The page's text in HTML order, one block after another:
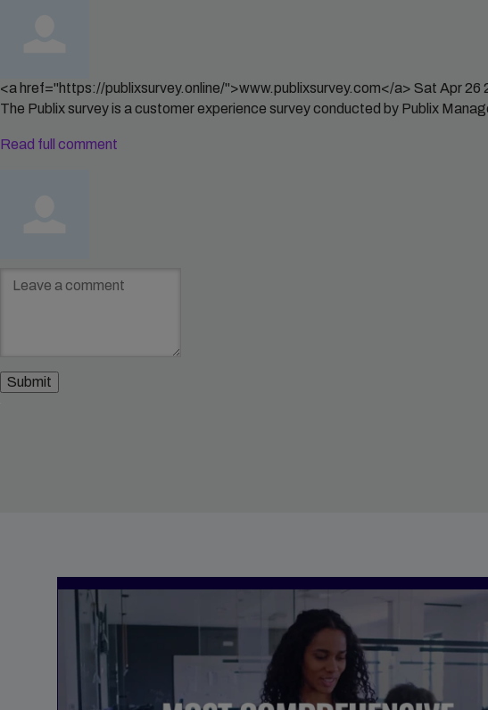
<a href="https://publixsurvey.online/">www.publixsurvey.com</a> Sat Apr 26
The Publix survey is a customer experience survey conducted by Publix
Read full comment
Submit